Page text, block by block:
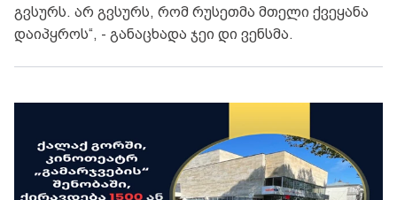
გვსურს. არ გვსურს, რომ რუსეთმა მთელი ქვეყანა
დაიპყროს“, - განაცხადა ჯეი დი ვენსმა.